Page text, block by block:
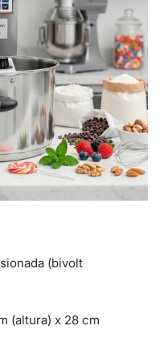
(bivolt
(altura) x 28 cm